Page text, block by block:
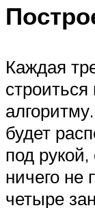
Каждая
будет
под
ничего не
четыре